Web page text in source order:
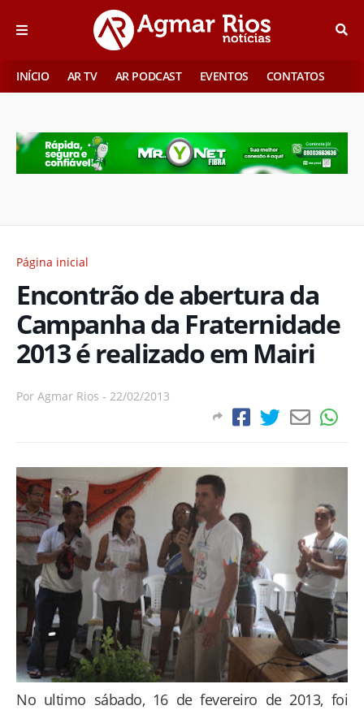
INÍCIO AR TV AR PODCAST EVENTOS CONTATOS
Página inicial
Encontrão de abertura da
Campanha da Fraternidade
2013 é realizado em Mairi
Por Agmar Rios - 22/02/2013
No ultimo sábado, 16 de fevereiro de 2013, foi